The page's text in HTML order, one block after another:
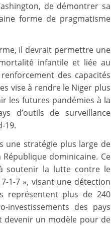
de démontrer sa
forme de pragmatisme
il devrait permettre une
infantile et liée au
des capacités
vise à rendre le Niger plus
les futures pandémies à la
d’outils de surveillance
19.
une stratégie plus large de
dominicaine. Ce
soutenir la lutte contre le
1-7 », visant une détection
représentent plus de 240
investissements des pays
devenir un modèle pour de